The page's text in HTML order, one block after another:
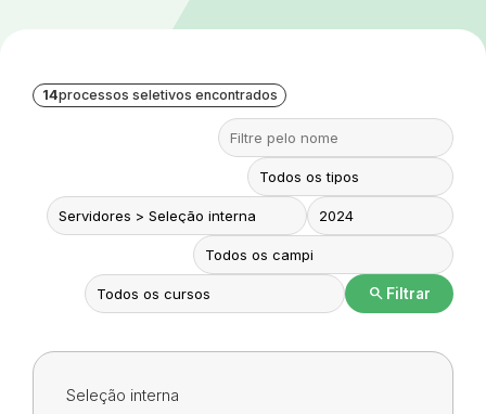
14processos seletivos encontrados
search Filtrar
Seleção interna